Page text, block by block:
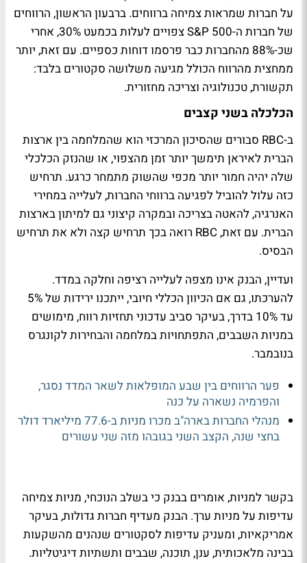
על חברות שמראות צמיחה ברווחים. ברבעון הראשון, הרווחים
של חברות ה-S&P 500 צפויים לעלות בכמעט 30%, אחרי
שכ-88% מהחברות כבר פרסמו דוחות כספיים. עם זאת, יותר
ממחצית מהרווח הכולל מגיעה משלושה סקטורים בלבד:
תקשורת, טכנולוגיה וצריכה מחזורית.
הכלכלה בשני קצבים
ב-RBC סבורים שהסיכון המרכזי הוא שהמלחמה בין ארצות
הברית לאיראן תימשך יותר זמן מהצפוי, או שהנזק הכלכלי
שלה יהיה חמור יותר מכפי שהשוק מתמחר כרגע. תרחיש
כזה עלול להוביל לפגיעה ברווחי החברות, לעלייה במחירי
האנרגיה, להאטה בצריכה ובמקרה קיצוני גם למיתון בארצות
הברית. עם זאת, RBC רואה בכך תרחיש קצה ולא את תרחיש
הבסיס.
ועדיין, הבנק אינו מצפה לעלייה רציפה וחלקה במדד.
להערכתו, גם אם הכיוון הכללי חיובי, ייתכנו ירידות של 5%
עד 10% בדרך, בעיקר סביב עדכוני תחזיות רווח, מימושים
במניות השבבים, התפתחויות במלחמה והבחירות לקונגרס
בנובמבר.
פער הרווחים בין שבע המופלאות לשאר המדד נסגר,
והפרמיה נשארה על כנה
מנהלי החברות בארה"ב מכרו מניות ב-77.6 מיליארד דולר
בחצי שנה, הקצב השני בגובהו מזה שני עשורים
בקשר למניות, אומרים בבנק כי בשלב הנוכחי, מניות צמיחה
עדיפות על מניות ערך. הבנק מעדיף חברות גדולות, בעיקר
אמריקאיות, ומעניק עדיפות לסקטורים שנהנים מהשקעות
בבינה מלאכותית, ענן, תוכנה, שבבים ותשתיות דיגיטליות.